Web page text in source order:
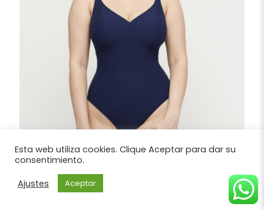
Esta web utiliza cookies. Clique Aceptar para dar su
consentimiento.
Ajustes
Aceptar